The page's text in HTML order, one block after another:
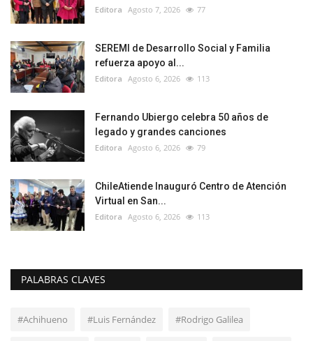
Editora Agosto 7, 2026 77
SEREMI de Desarrollo Social y Familia
refuerza apoyo al...
Editora Agosto 6, 2026 113
Fernando Ubiergo celebra 50 años de
legado y grandes canciones
Editora Agosto 6, 2026 79
ChileAtiende Inauguró Centro de Atención
Virtual en San...
Editora Agosto 6, 2026 113
PALABRAS CLAVES
#Achihueno #Luis Fernández #Rodrigo Galilea